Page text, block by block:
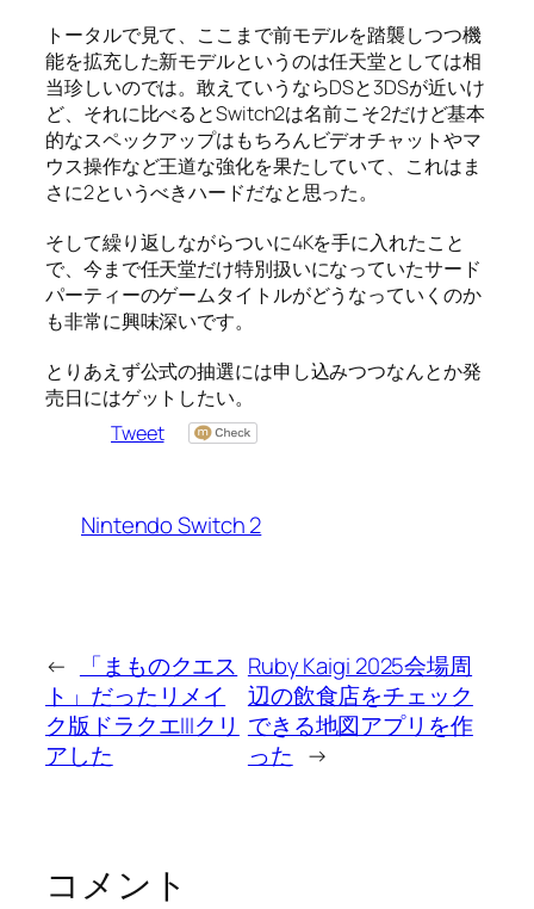
トータルで見て、ここまで前モデルを踏襲しつつ機
能を拡充した新モデルというのは任天堂としては相
当珍しいのでは。敢えていうならDSと3DSが近いけ
ど、それに比べるとSwitch2は名前こそ2だけど基本
的なスペックアップはもちろんビデオチャットやマ
ウス操作など王道な強化を果たしていて、これはま
さに2というべきハードだなと思った。
そして繰り返しながらついに4Kを手に入れたこと
で、今まで任天堂だけ特別扱いになっていたサード
パーティーのゲームタイトルがどうなっていくのか
も非常に興味深いです。
とりあえず公式の抽選には申し込みつつなんとか発
売日にはゲットしたい。
Tweet
Nintendo Switch 2
←
「まものクエス
ト」だったリメイ
ク版ドラクエIIIクリ
アした
Ruby Kaigi 2025会場周
辺の飲食店をチェック
できる地図アプリを作
った →
コメント